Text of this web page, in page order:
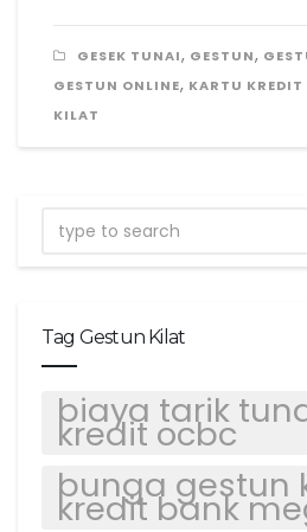
GESEK TUNAI, GESTUN,
GESTUN ONLINE, KARTU KREDIT
KILAT
Tag Gestun Kilat
biaya tarik
kredit ocbc
bunga gestun
kredit bank